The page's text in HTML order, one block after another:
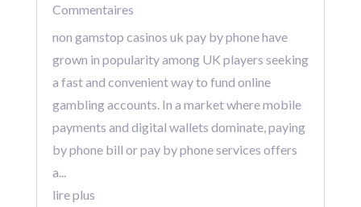
Commentaires
non gamstop casinos uk pay by phone have
grown in popularity among UK players seeking
a fast and convenient way to fund online
gambling accounts. In a market where mobile
payments and digital wallets dominate, paying
by phone bill or pay by phone services offers
a...
lire plus